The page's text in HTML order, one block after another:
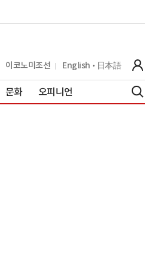
이코노미조선 English 日本語
문화 오피니언